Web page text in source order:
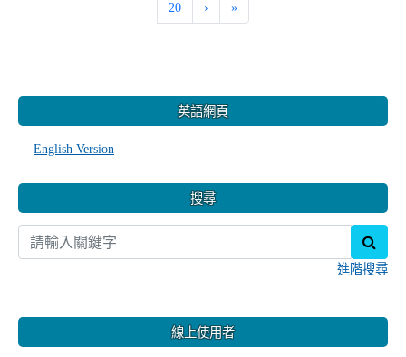
20 › »
英語網頁
English Version
搜尋
進階搜尋
線上使用者